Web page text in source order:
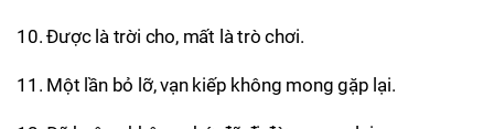
10. Được là trời cho, mất là trò chơi.
11. Một lần bỏ lỡ, vạn kiếp không mong gặp lại.